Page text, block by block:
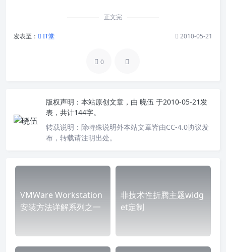
正文完
发表至： IT堂 2010-05-21
0
版权声明： 本站原创文章，由 晓伍 于2010-05-21发
表，共计144字。
转载说明： 除特殊说明外本站文章皆由CC-4.0协议发
布，转载请注明出处。
VMWare Workstation
安装方法详解系列之一
非技术性折腾主题widg
et定制